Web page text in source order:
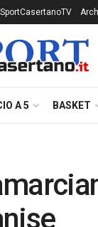
SportCasertanoTV
A 5 BASKET